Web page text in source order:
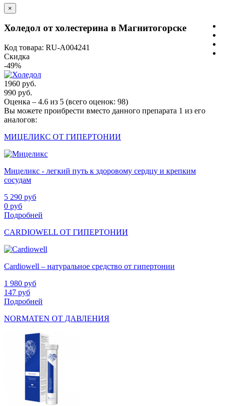
×
Холедол от холестерина в Магнитогорске
Код товара: RU-A004241
Скидка
-49%
1960 руб.
990 руб.
Оценка – 4.6 из 5 (всего оценок: 98)
Вы можете проибрести вместо данного препарата 1 из его
аналогов:
МИЦЕЛИКС ОТ ГИПЕРТОНИИ
Мицеликс - легкий путь к здоровому сердцу и крепким
сосудам
5 290 руб
0 руб
Подробней
CARDIOWELL ОТ ГИПЕРТОНИИ
Cardiowell – натуральное средство от гипертонии
1 980 руб
147 руб
Подробней
NORMATEN ОТ ДАВЛЕНИЯ